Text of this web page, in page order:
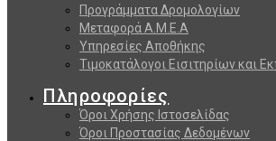
Προγράμματα Δρομολογίων
Μεταφορά Α.Μ.Ε.Α
Υπηρεσίες Αποθήκης
Τιμοκατάλογοι Εισιτηρίων και
Πληροφορίες
Όροι Χρήσης Ιστοσελίδας
Όροι Προστασίας Δεδομένων